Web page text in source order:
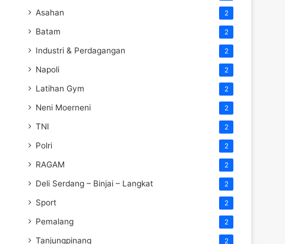
Asahan 2
Batam 2
Industri & Perdagangan 2
Napoli 2
Latihan Gym 2
Neni Moerneni 2
TNI 2
Polri 2
RAGAM 2
Deli Serdang – Binjai – Langkat 2
Sport 2
Pemalang 2
Tanjungpinang 2